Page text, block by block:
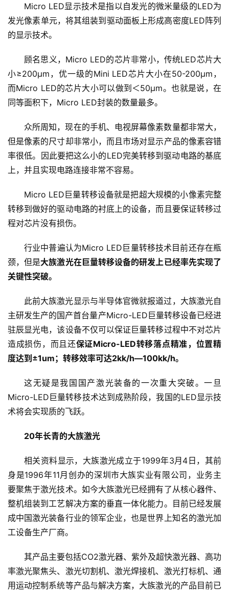
首
页
Micro LED显示技术是指以自发光的微米量级的LED为
发光像素单元，将其组装到驱动面板上形成高密度LED阵列
的显示技术。
顾名思义，Micro LED的芯片非常小，传统LED芯片大
小≥200μm，优一级的Mini LED芯片大小在50-200μm，
而Micro LED的芯片大小可以做到＜50μm。也就是说，在
同等面积下，Micro LED封装的数量最多。
众所周知，现在的手机、电视屏幕像素数量都非常大，
但是像素的尺寸却非常小，而且市场对显示产品的像素容错
率很低。因此要把这么小的LED完美转移到驱动电路的基底
上，并且实现电路连接非常不容易。
Micro LED巨量转移设备就是把超大规模的小像素完整
转移到做好的驱动电路的衬底上的设备，而且要保证转移过
程对芯片没有损伤。
行业中普遍认为Micro LED巨量转移技术目前还存在瓶
颈，但是大族激光在巨量转移设备的研发上已经率先实现了
关键性突破。
此前大族激光显示与半导体官微就报道过，大族激光自
主研发生产的国产首台量产Micro-LED巨量转移设备已经进
驻辰显光电，该设备不仅可以保证巨量转移过程中不对芯片
造成损伤，而且还保证Micro-LED转移落点精准，位置精
度达到±1um；转移效率可达2kk/h—100kk/h。
这无疑是我国国产激光装备的一次重大突破。一旦
Micro-LED巨量转移技术达到成熟阶段，我国的LED显示技
术将会实现质的飞跃。
20年长青的大族激光
相关资料显示，大族激光成立于1999年3月4日，其前
身是1996年11月创办的深圳市大族实业有限公司，业务主
要聚焦于激光技术。如今大族激光已经拥有了从核心器件、
整机组装到工艺解决方案的垂直一体化能力。目前已经发展
成中国激光装备行业的领军企业，也是世界上知名的激光加
工设备生产厂商。
其产品主要包括CO2激光器、紫外及超快激光器、高功
率激光聚焦头、激光切割机、激光焊接机、激光打标机、通
用运动控制系统等产品与解决方案，大族激光的产品目前已